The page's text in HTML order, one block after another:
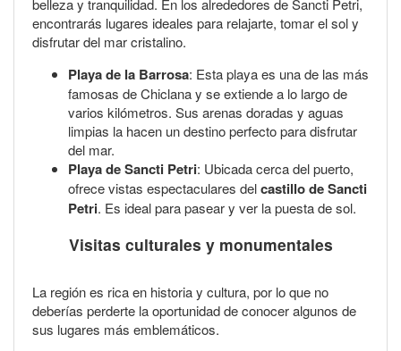
belleza y tranquilidad. En los alrededores de Sancti Petri,
encontrarás lugares ideales para relajarte, tomar el sol y
disfrutar del mar cristalino.
Playa de la Barrosa: Esta playa es una de las más
famosas de Chiclana y se extiende a lo largo de
varios kilómetros. Sus arenas doradas y aguas
limpias la hacen un destino perfecto para disfrutar
del mar.
Playa de Sancti Petri: Ubicada cerca del puerto,
ofrece vistas espectaculares delcastillo de Sancti
Petri. Es ideal para pasear y ver la puesta de sol.
Visitas culturales y monumentales
La región es rica en historia y cultura, por lo que no
deberías perderte la oportunidad de conocer algunos de
sus lugares más emblemáticos.